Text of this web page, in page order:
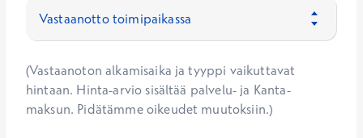
(Vastaanoton alkamisaika ja tyyppi vaikuttavat
hintaan. Hinta-arvio sisältää palvelu- ja Kanta-
maksun. Pidätämme oikeudet muutoksiin.)